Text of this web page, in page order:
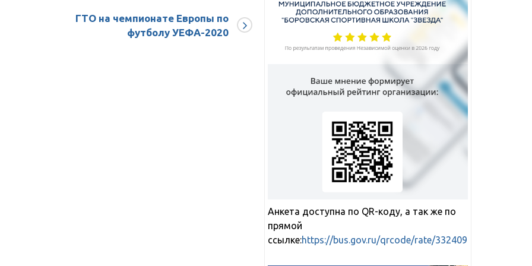
ГТО на чемпионате Европы по
футболу УЕФА-2020
Анкета доступна по QR-коду, а так же по
прямой
ссылке:https://bus.gov.ru/qrcode/rate/332409